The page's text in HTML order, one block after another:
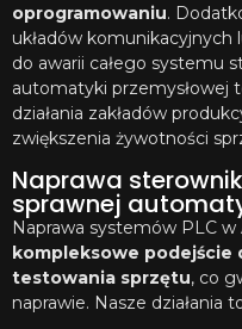
oprogramowaniu.
układów
do awarii całego systemu
automatyki przemysłowej
działania zakładów
zwiększenia żywotności
Naprawa
sprawnej
Naprawa systemów PLC
kompleksowe podejście
testowania sprzętu, co
naprawie. Nasze działania